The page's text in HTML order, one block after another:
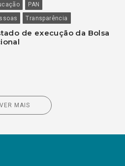
PAN
Transparência
de execução da Bolsa
VER MAIS